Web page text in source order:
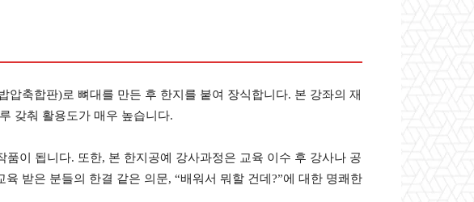
축합판)로 뼈대를 만든 후 한지를 붙여 장식합니다. 본 강좌의 재
갖춰 활용도가 매우 높습니다.
이 됩니다. 또한, 본 한지공예 강사과정은 교육 이수 후 강사나 공
받은 분들의 한결 같은 의문, “배워서 뭐할 건데?”에 대한 명쾌한